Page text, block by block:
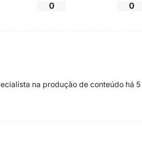
0 0
na produção de conteúdo há 5